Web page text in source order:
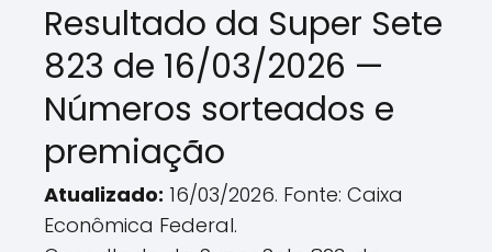
Resultado da Super Sete
823 de 16/03/2026 —
Números sorteados e
premiação
Atualizado: 16/03/2026. Fonte: Caixa
Econômica Federal.